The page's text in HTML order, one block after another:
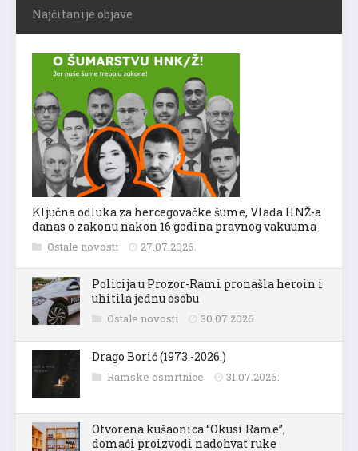
Najčitanije objave
Ključna odluka za hercegovačke šume, Vlada HNŽ-a
danas o zakonu nakon 16 godina pravnog vakuuma
Ostale novosti 27.07.2026.
Policija u Prozor-Rami pronašla heroin i
uhitila jednu osobu
Ostale novosti 30.07.2026.
Drago Borić (1973.-2026.)
Ramske osmrtnice 31.07.2026.
Otvorena kušaonica “Okusi Rame”,
domaći proizvodi nadohvat ruke